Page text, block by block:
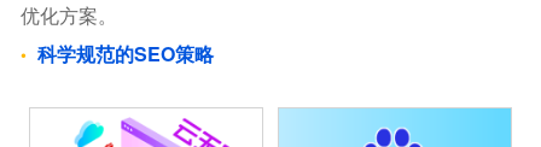
优化方案。
科学规范的SEO策略